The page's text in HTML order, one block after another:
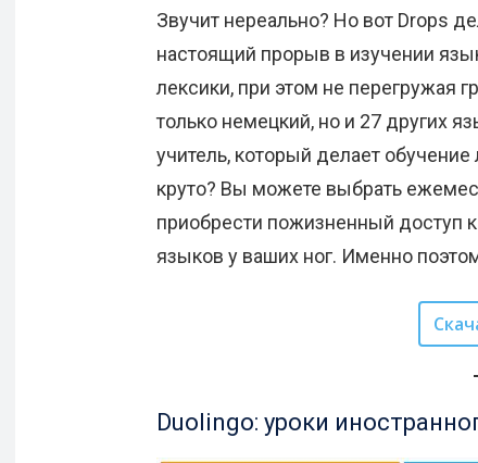
Звучит нереально? Но вот Drops
настоящий прорыв в изучении
лексики, при этом не перегружая
только немецкий, но и 27 других
учитель, который делает
круто? Вы можете выбрать
приобрести пожизненный доступ
языков у ваших ног. Именно
Duolingo: уроки